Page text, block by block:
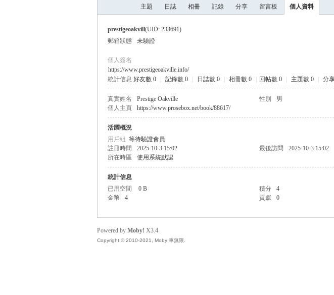
主題 日誌 相冊 記錄 分享 留言板 個人資料
prestigeoakvill(UID: 233691)
郵箱狀態
未驗證
個人簽名
https://www.prestigeoakville.info/
統計信息 好友數 0 記錄數 0 日誌數 0 相冊數 0 回帖數 0 主題數 0 分
真實姓名 Prestige Oakville 性別 男
個人主頁
https://www.prosebox.net/book/88617/
活躍概況
用戶組 等待驗證會員
註冊時間
2025-10-3 15:02 最後訪問 2025-10-3 15:02
所在時區
使用系統默認
統計信息
已用空間
0 B 積分 4
金幣
4 貢獻 0
Powered by Moby! X3.4
Copyright © 2010-2021, Moby 車無限.